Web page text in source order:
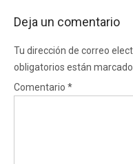
Deja un comentario
Tu dirección de correo
obligatorios están
Comentario *